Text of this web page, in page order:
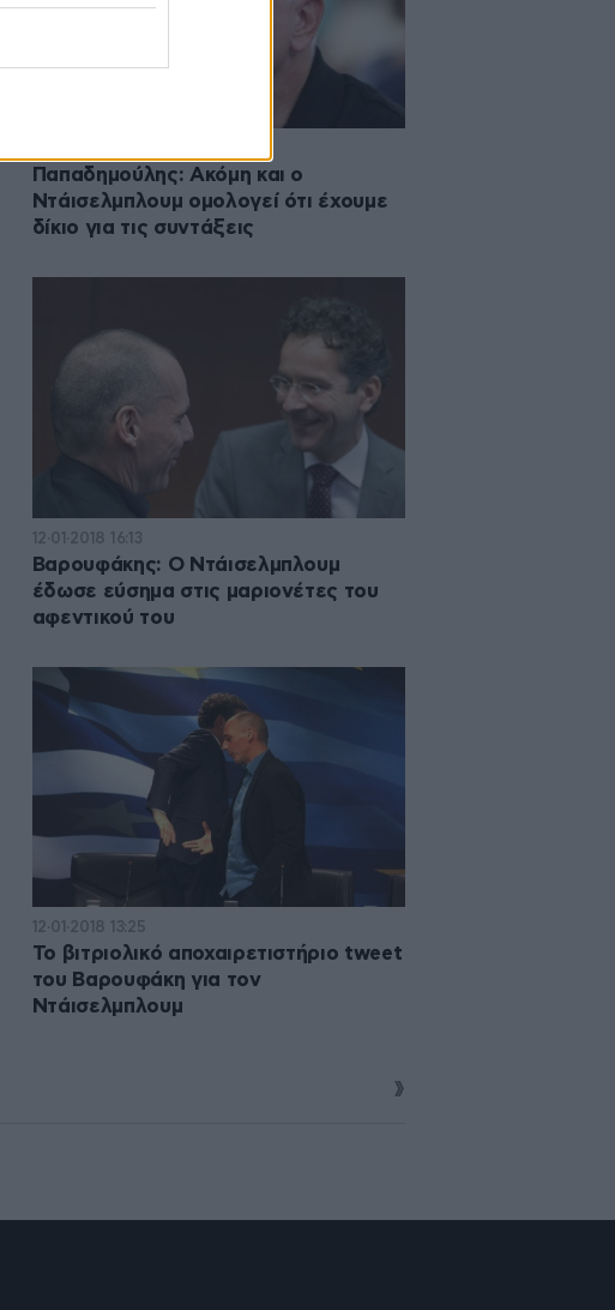
Παπαδημούλης: Ακόμη και ο
Ντάισελμπλουμ ομολογεί ότι έχουμε
δίκιο για τις συντάξεις
12·01·2018 16:13
Βαρουφάκης: Ο Ντάισελμπλουμ
έδωσε εύσημα στις μαριονέτες του
αφεντικού του
12·01·2018 13:25
Το βιτριολικό αποχαιρετιστήριο tweet
του Βαρουφάκη για τον
Ντάισελμπλουμ